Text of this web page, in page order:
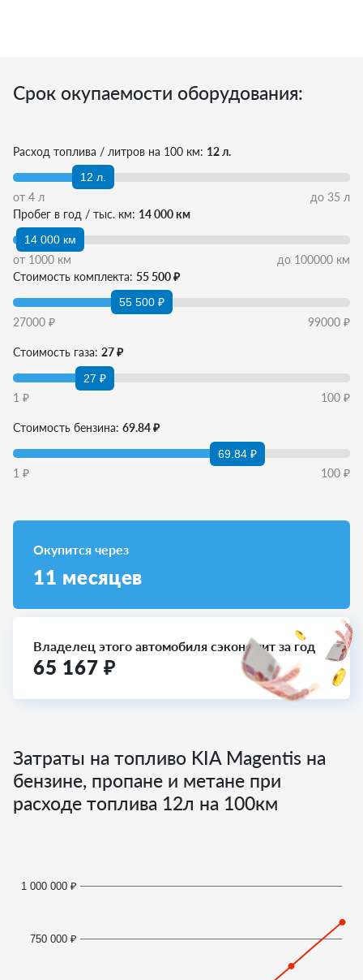
Срок окупаемости оборудования:
Расход топлива / литров на 100 км: 12 л.
12 л.
от 4 л до 35 л
Пробег в год / тыс. км: 14 000 км
14 000 км
от 1000 км до 100000 км
Стоимость комплекта: 55 500 ₽
55 500 ₽
27000 ₽ 99000 ₽
Стоимость газа: 27 ₽
27 ₽
1 ₽ 100 ₽
Стоимость бензина: 69.84 ₽
69.84 ₽
1 ₽ 100 ₽
Окупится через
11 месяцев
Владелец этого автомобиля сэкономит за год
65 167 ₽
Затраты на топливо KIA Magentis на
бензине, пропане и метане при
расходе топлива 12л на 100км
1 000 000 ₽
750 000 ₽